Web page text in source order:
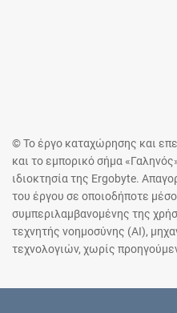
© Το έργο καταχώρησης και
και το εμπορικό σήμα
ιδιοκτησία της Ergobyte.
του έργου σε οποιοδήποτε
συμπεριλαμβανομένης της
τεχνητής νοημοσύνης (AI),
τεχνολογιών, χωρίς